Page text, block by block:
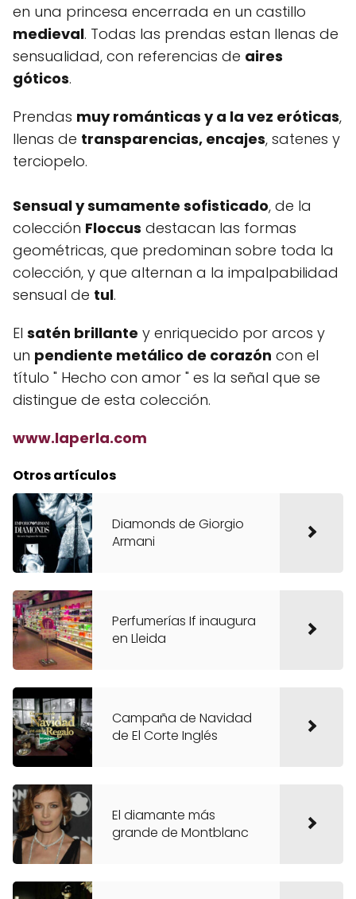
en una princesa encerrada en un castillo
medieval. Todas las prendas estan llenas de
sensualidad, con referencias de aires
góticos.
Prendas muy románticas y a la vez eróticas,
llenas de transparencias, encajes, satenes y
terciopelo.
Sensual y sumamente sofisticado, de la
colección Floccus destacan las formas
geométricas, que predominan sobre toda la
colección, y que alternan a la impalpabilidad
sensual de tul.
El satén brillante y enriquecido por arcos y
un pendiente metálico de corazón con el
título " Hecho con amor " es la señal que se
distingue de esta colección.
www.laperla.com
Otros artículos
Diamonds de Giorgio
Armani
Perfumerías If inaugura
en Lleida
Campaña de Navidad
de El Corte Inglés
El diamante más
grande de Montblanc